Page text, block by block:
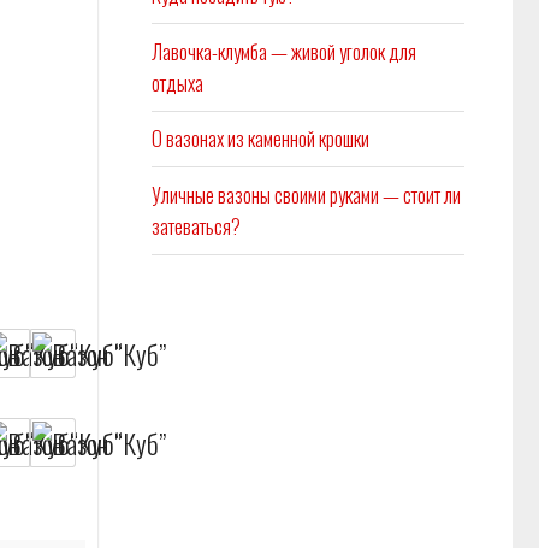
Лавочка-клумба — живой уголок для
отдыха
О вазонах из каменной крошки
Уличные вазоны своими руками — стоит ли
затеваться?